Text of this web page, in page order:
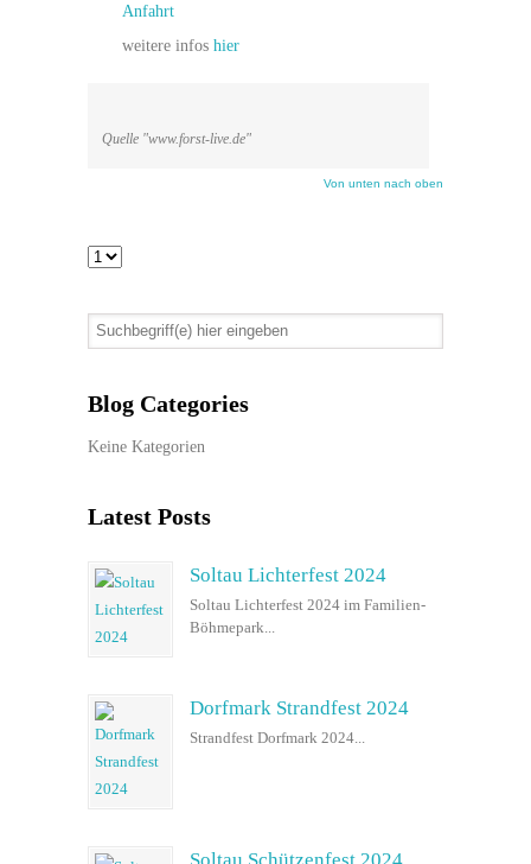
Anfahrt
weitere infos hier
Quelle "www.forst-live.de"
Von unten nach oben
Blog Categories
Keine Kategorien
Latest Posts
Soltau Lichterfest 2024
Soltau Lichterfest 2024 im Familien-
Böhmepark...
Dorfmark Strandfest 2024
Strandfest Dorfmark 2024...